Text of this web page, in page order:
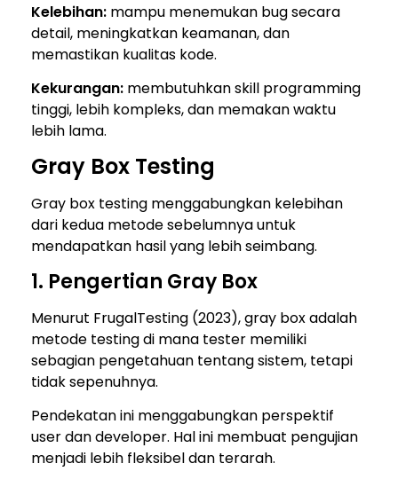
Kelebihan: mampu menemukan bug secara
detail, meningkatkan keamanan, dan
memastikan kualitas kode.
Kekurangan: membutuhkan skill programming
tinggi, lebih kompleks, dan memakan waktu
lebih lama.
Gray Box Testing
Gray box testing menggabungkan kelebihan
dari kedua metode sebelumnya untuk
mendapatkan hasil yang lebih seimbang.
1. Pengertian Gray Box
Menurut FrugalTesting (2023), gray box adalah
metode testing di mana tester memiliki
sebagian pengetahuan tentang sistem, tetapi
tidak sepenuhnya.
Pendekatan ini menggabungkan perspektif
user dan developer. Hal ini membuat pengujian
menjadi lebih fleksibel dan terarah.